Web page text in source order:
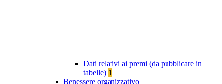
Dati relativi ai premi (da pubblicare in
tabelle) 1
Benessere organizzativo